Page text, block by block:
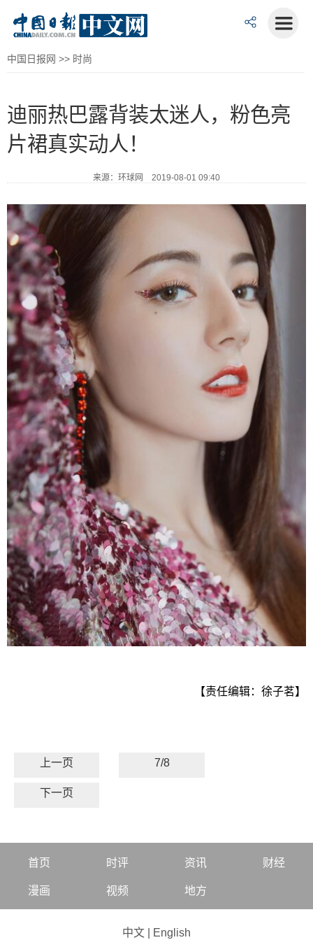
中国日报网 >> 时尚
迪丽热巴露背装太迷人，粉色亮
片裙真实动人！
来源：环球网 2019-08-01 09:40
【责任编辑：徐子茗】
上一页 7/8
下一页
首页 时评 资讯 财经
漫画 视频 地方
中文 English